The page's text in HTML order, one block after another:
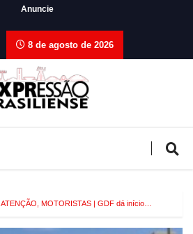
Anuncie
8 de agosto de 2026
ATENÇÃO, MOTORISTAS | GDF dá início…